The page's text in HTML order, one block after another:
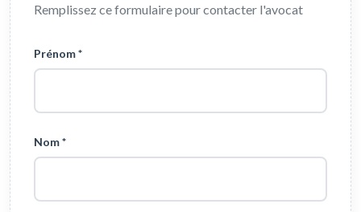
Remplissez ce formulaire pour contacter l'avocat
Prénom *
Nom *